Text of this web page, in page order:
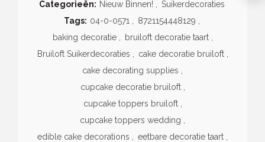
Categorieën: Nieuw Binnen!
Suikerdecoraties
Tags: 04-0-0571 8721154448129
baking decoratie
bruiloft decoratie taart
Bruiloft Suikerdecoraties
cake decoratie bruiloft
cake decorating supplies
cupcake decoratie bruiloft
cupcake toppers bruiloft
cupcake toppers wedding
edible cake decorations
eetbare decoratie taart